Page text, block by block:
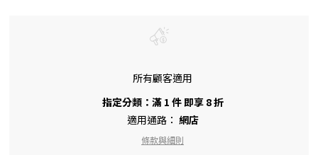
所有顧客適用
指定分類：滿 1 件 即享 8 折
適用通路： 網店
條款與細則